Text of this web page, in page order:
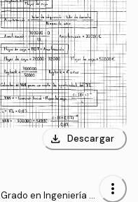
download Descargar
Grado en Ingeniería El
more_vert